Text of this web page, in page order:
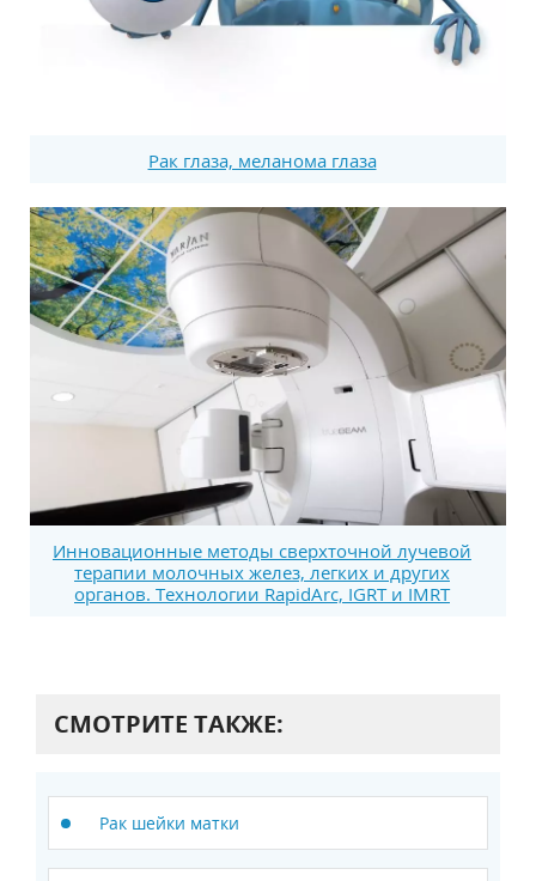
Рак глаза, меланома глаза
Инновационные методы сверхточной лучевой
терапии молочных желез, легких и других
органов. Технологии RapidArc, IGRT и IMRT
СМОТРИТЕ ТАКЖЕ:
Рак шейки матки